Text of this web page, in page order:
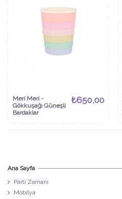
Meri Meri -
Gökkuşağı Güneşli
Bardaklar
₺650,00
Ana Sayfa
Parti Zamanı
Mobilya